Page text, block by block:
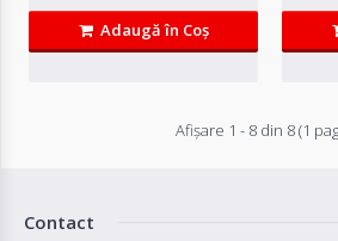
Sistem fotovoltaic On Grid
Adaugă în Coş
Afişare 1 - 8 din 8 (1
Contact